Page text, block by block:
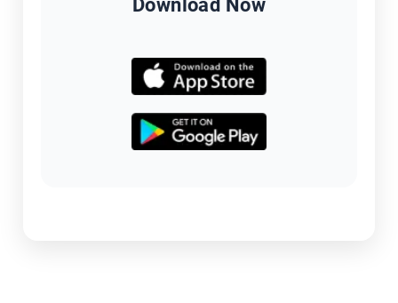
Download Now